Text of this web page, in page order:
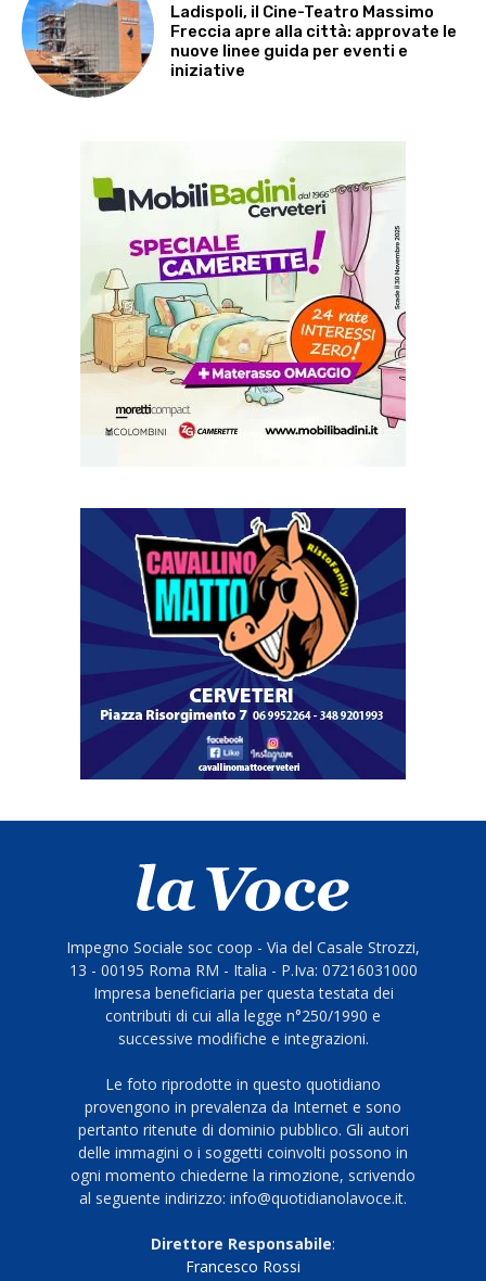
Ladispoli, il Cine-Teatro Massimo
Freccia apre alla città: approvate le
nuove linee guida per eventi e
iniziative
Impegno Sociale soc coop - Via del Casale Strozzi,
13 - 00195 Roma RM - Italia - P.Iva: 07216031000
Impresa beneficiaria per questa testata dei
contributi di cui alla legge n°250/1990 e
successive modifiche e integrazioni.
Le foto riprodotte in questo quotidiano
provengono in prevalenza da Internet e sono
pertanto ritenute di dominio pubblico. Gli autori
delle immagini o i soggetti coinvolti possono in
ogni momento chiederne la rimozione, scrivendo
al seguente indirizzo: info@quotidianolavoce.it.
Direttore Responsabile:
Francesco Rossi